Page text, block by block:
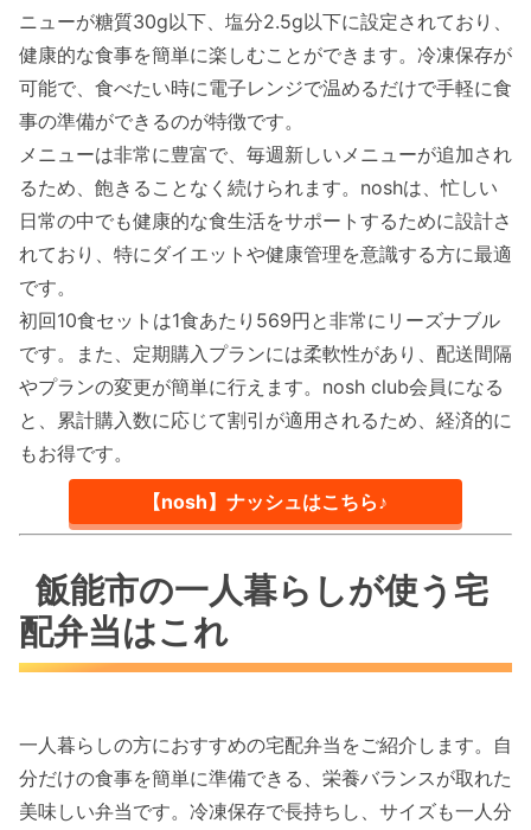
ニューが糖質30g以下、塩分2.5g以下に設定されており、
健康的な食事を簡単に楽しむことができます。冷凍保存が
可能で、食べたい時に電子レンジで温めるだけで手軽に食
事の準備ができるのが特徴です。
メニューは非常に豊富で、毎週新しいメニューが追加され
るため、飽きることなく続けられます。noshは、忙しい
日常の中でも健康的な食生活をサポートするために設計さ
れており、特にダイエットや健康管理を意識する方に最適
です。
初回10食セットは1食あたり569円と非常にリーズナブル
です。また、定期購入プランには柔軟性があり、配送間隔
やプランの変更が簡単に行えます。nosh club会員になる
と、累計購入数に応じて割引が適用されるため、経済的に
もお得です。
【nosh】ナッシュはこちら♪
飯能市の一人暮らしが使う宅
配弁当はこれ
一人暮らしの方におすすめの宅配弁当をご紹介します。自
分だけの食事を簡単に準備できる、栄養バランスが取れた
美味しい弁当です。冷凍保存で長持ちし、サイズも一人分